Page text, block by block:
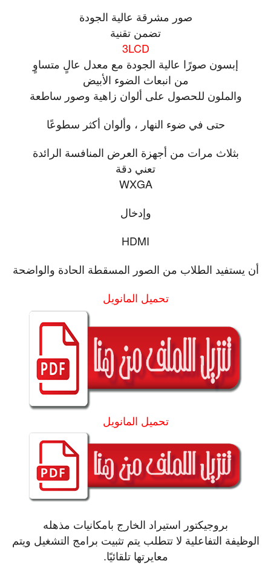
صور مشرقة عالية الجودة
تضمن تقنية
3LCD
إبسون صورًا عالية الجودة مع معدل عالٍ متساوٍ
من انبعاث الضوء الأبيض
والملون للحصول على ألوان زاهية وصور ساطعة
حتى في ضوء النهار ، وألوان أكثر سطوعًا
بثلاث مرات من أجهزة العرض المنافسة الرائدة
تعني دقة
WXGA
وإدخال
HDMI
أن يستفيد الطلاب من الصور المسقطة الحادة والواضحة
تحميل المانويل
تحميل المانويل
بروجيكتور استيراد الخارج بامكانيات مذهله
الوظيفة التفاعلية لا تتطلب يتم تثبيت برامج التشغيل ويتم
معايرتها تلقائيًا.